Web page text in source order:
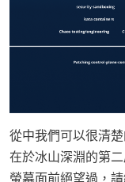
從中我們可以很清
在於冰山深淵的第
螢幕面前絕望過，